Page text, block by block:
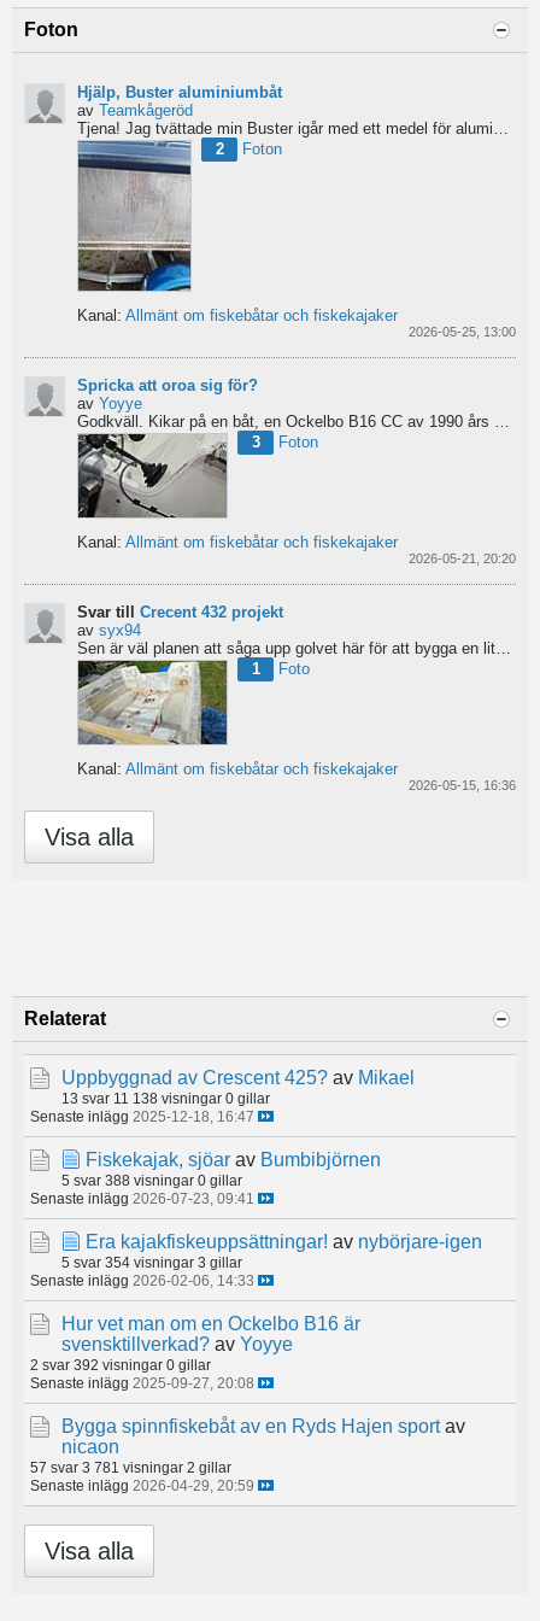
Foton
Hjälp, Buster aluminiumbåt
av Teamkågeröd
Tjena! Jag tvättade min Buster igår med ett medel för aluminiumbåtar och nu blev ytan konstig/flammig...
2
Foton
Kanal: Allmänt om fiskebåtar och fiskekajaker
2026-05-25, 13:00
Spricka att oroa sig för?
av Yoyye
Godkväll.
Kikar på en båt, en Ockelbo B16 CC av 1990 års modell, men skulle behöva lite...
3
Foton
Kanal: Allmänt om fiskebåtar och fiskekajaker
2026-05-21, 20:20
Svar till Crecent 432 projekt
av syx94
1
Foto
Kanal: Allmänt om fiskebåtar och fiskekajaker
2026-05-15, 16:36
Visa alla
Relaterat
Uppbyggnad av Crescent 425? av Mikael
13 svar 11 138 visningar 0 gillar
Senaste inlägg 2025-12-18, 16:47
Fiskekajak, sjöar av Bumbibjörnen
5 svar 388 visningar 0 gillar
Senaste inlägg 2026-07-23, 09:41
Era kajakfiskeuppsättningar! av nybörjare-igen
5 svar 354 visningar 3 gillar
Senaste inlägg 2026-02-06, 14:33
Hur vet man om en Ockelbo B16 är
svensktillverkad? av Yoyye
2 svar 392 visningar 0 gillar
Senaste inlägg 2025-09-27, 20:08
Bygga spinnfiskebåt av en Ryds Hajen sport av
nicaon
57 svar 3 781 visningar 2 gillar
Senaste inlägg 2026-04-29, 20:59
Visa alla